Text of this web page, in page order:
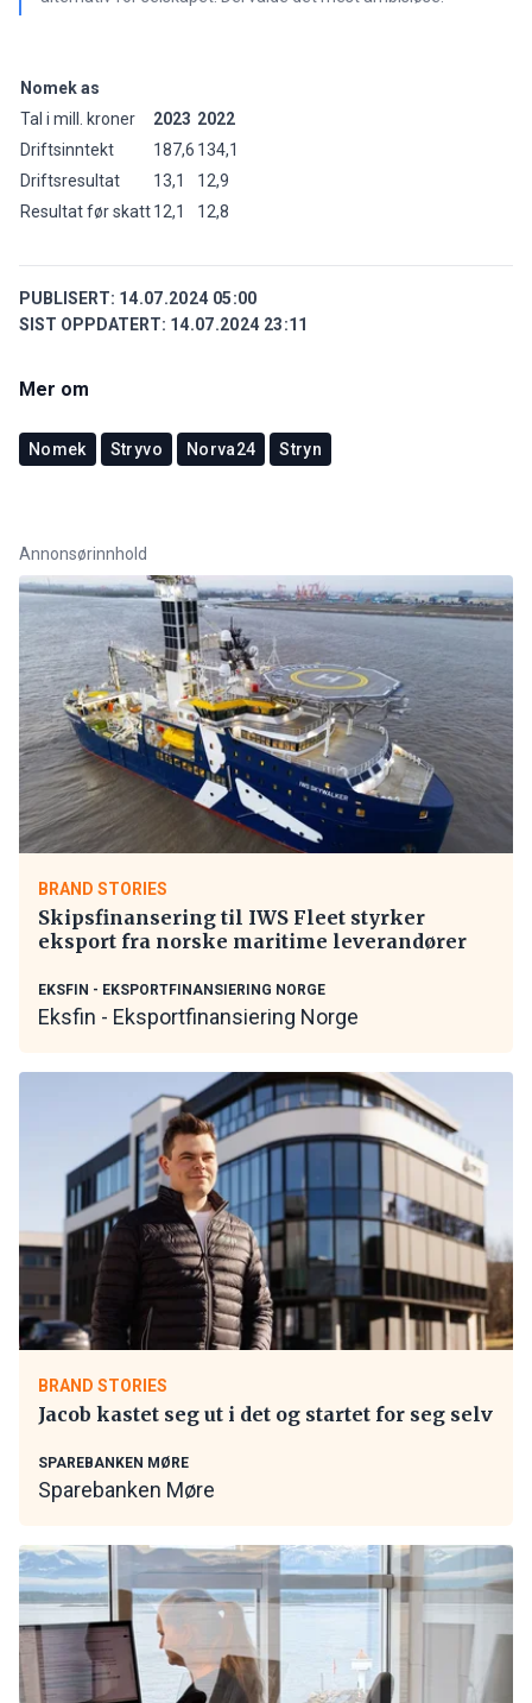
Nomek as
Tal i mill. kroner
2023 2022
Driftsinntekt
187,6 134,1
Driftsresultat
13,1
12,9
Resultat før skatt12,1 12,8
PUBLISERT: 14.07.2024 05:00
SIST OPPDATERT: 14.07.2024 23:11
Mer om
Nomek Stryvo Norva24 Stryn
Annonsørinnhold
BRAND STORIES
Skipsfinansering til IWS Fleet styrker
eksport fra norske maritime leverandører
EKSFIN - EKSPORTFINANSIERING NORGE
Eksfin - Eksportfinansiering Norge
BRAND STORIES
Jacob kastet seg ut i det og startet for seg selv
SPAREBANKEN MØRE
Sparebanken Møre